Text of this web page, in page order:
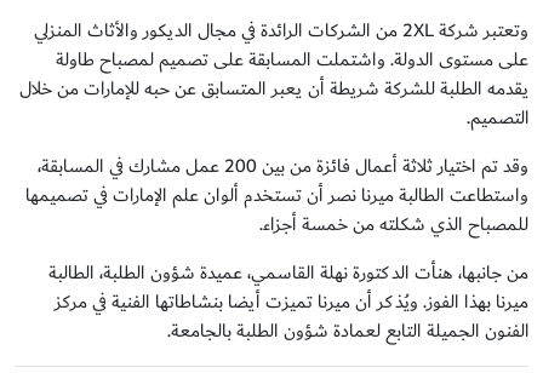
وتعتبر شركة 2XL من الشركات الرائدة في مجال الديكور والأثاث المنزلي
على مستوى الدولة. واشتملت المسابقة على تصميم لمصباح طاولة
يقدمه الطلبة للشركة شريطة أن يعبر المتسابق عن حبه للإمارات من خلال
التصميم.
وقد تم اختيار ثلاثة أعمال فائزة من بين 200 عمل مشارك في المسابقة،
واستطاعت الطالبة ميرنا نصر أن تستخدم ألوان علم الإمارات في تصميمها
للمصباح الذي شكلته من خمسة أجزاء.
من جانبها، هنأت الدكتورة نهلة القاسمي، عميدة شؤون الطلبة، الطالبة
ميرنا بهذا الفوز. ويُذكر أن ميرنا تميزت أيضا بنشاطاتها الفنية في مركز
الفنون الجميلة التابع لعمادة شؤون الطلبة بالجامعة.